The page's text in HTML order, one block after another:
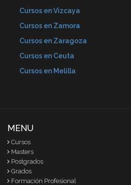
Cursos en Vizcaya
Cursos en Zamora
Cursos en Zaragoza
Cursos en Ceuta
Cursos en Melilla
MENU
Cursos
Masters
Postgrados
Grados
Formación Profesional